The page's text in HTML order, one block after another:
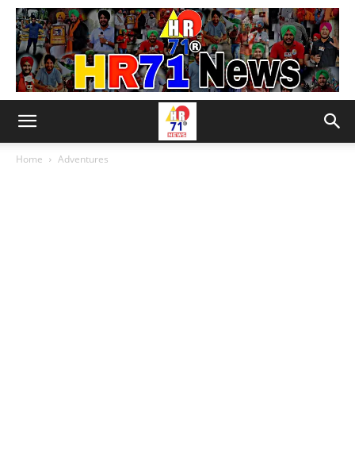
Home Adventures